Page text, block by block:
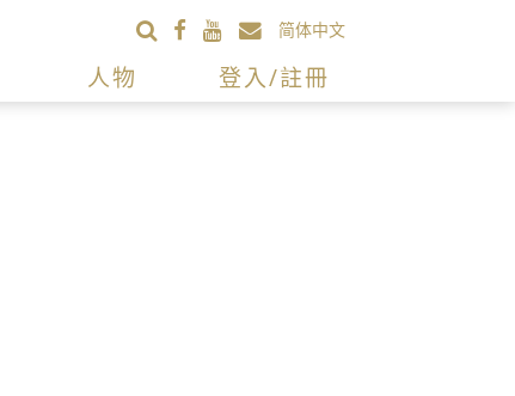
简体中文
人物 登入/註冊